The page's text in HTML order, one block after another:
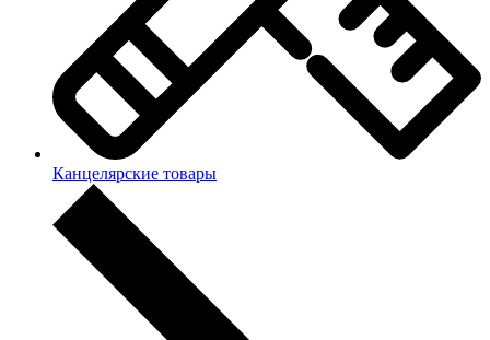
Канцелярские товары